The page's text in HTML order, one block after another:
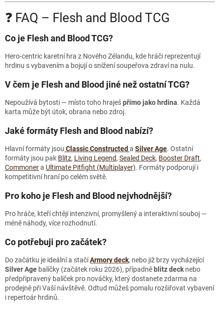
❓ FAQ – Flesh and Blood TCG
Co je Flesh and Blood TCG?
Hero-centric karetní hra z Nového Zélandu, kde hráči reprezentují
hrdinu s vybavením a bojují o snížení soupeřova zdraví na nulu.
V čem je Flesh and Blood jiné než ostatní TCG?
Nepoužívá bytosti — místo toho hraješpřímo jako hrdina. Každá
karta může být útok, obrana nebo zdroj.
Jaké formáty Flesh and Blood nabízí?
Hlavní formáty jsou Classic Constructed a Silver Age. Ostatní
formáty jsou pak Blitz, Living Legend, Sealed Deck, Booster Draft,
Commonera Ultimate Pitfight (Multiplayer). Formáty podporují i
kompetitivní hraní po celém světě.
Pro koho je Flesh and Blood nejvhodnější?
Pro hráče, kteří chtějí intenzivní, promyšlený a interaktivní souboj —
méně náhody, více rozhodnutí.
Co potřebuji pro začátek?
Do začátku je ideální a stačíArmory deck, nebo již brzy vycházející
Silver Age balíčky (začátek roku 2026), případně blitz decknebo
předpřipravený balíček pro nováčky, který dostanete zdarma na
prodejně při Vaší návštěvě. Odtud můžeš pomalu rozšiřovat vybavení
i repertoár hrdinů.